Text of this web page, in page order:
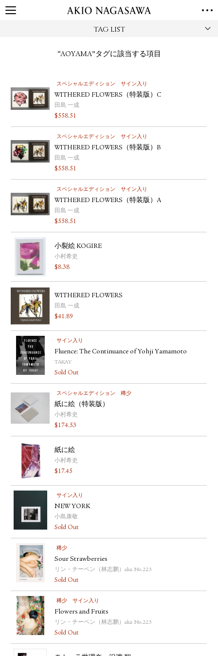
TAG LIST
“AOYAMA”タグに該当する項目
スペシャルエディション サイン入り
WITHERED FLOWERS（特装版）C
田島 一成
$558.51
スペシャルエディション サイン入り
WITHERED FLOWERS（特装版）B
田島 一成
$558.51
スペシャルエディション サイン入り
WITHERED FLOWERS（特装版）A
田島 一成
$558.51
小裂絵 KOGIRE
小村希史
$8.38
WITHERED FLOWERS
田島 一成
$41.89
サイン入り
Fluence: The Continuance of Yohji Yamamoto
TAKAY
Sold Out
スペシャルエディション 稀少
紙に絵（特装版）
小村希史
$174.53
紙に絵
小村希史
$17.45
サイン入り
NEW YORK
小島康敬
Sold Out
稀少
Sour Strawberries
リン・チーペン（林志鹏）aka No.223
Sold Out
稀少 サイン入り
Flowers and Fruits
リン・チーペン（林志鹏）aka No.223
Sold Out
TORANOMON
PUBLISHING
ONLINE SHOP
NEWS
ABOUT
ABOUT US LOCATIONS
PRIVACY POLICY
INSTAGRAM
GALLERY
PUBLISHING
TWITTER
FACEBOOK
YOUTUBE